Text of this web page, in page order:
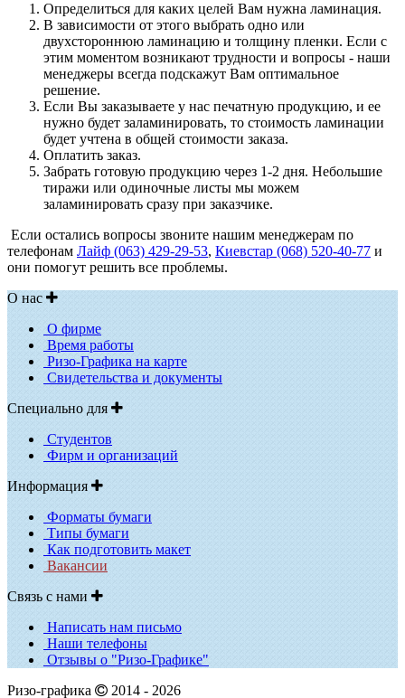
Определиться для каких целей Вам нужна ламинация.
В зависимости от этого выбрать одно или
двухстороннюю ламинацию и толщину пленки. Если с
этим моментом возникают трудности и вопросы - наши
менеджеры всегда подскажут Вам оптимальное
решение.
Если Вы заказываете у нас печатную продукцию, и ее
нужно будет заламинировать, то стоимость ламинации
будет учтена в общей стоимости заказа.
Оплатить заказ.
Забрать готовую продукцию через 1-2 дня. Небольшие
тиражи или одиночные листы мы можем
заламинировать сразу при заказчике.
Если остались вопросы звоните нашим менеджерам по
телефонам Лайф (063) 429-29-53, Киевстар (068) 520-40-77 и
они помогут решить все проблемы.
О нас
О фирме
Время работы
Ризо-Графика на карте
Свидетельства и документы
Специально для
Студентов
Фирм и организаций
Информация
Форматы бумаги
Типы бумаги
Как подготовить макет
Вакансии
Связь с нами
Написать нам письмо
Наши телефоны
Отзывы о "Ризо-Графике"
Ризо-графика
2014 - 2026